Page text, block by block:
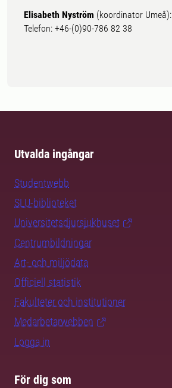
Elisabeth Nyström (koordinator Umeå):
Telefon: +46-(0)90-786 82 38
Utvalda ingångar
Studentwebb
SLU-biblioteket
Universitetsdjursjukhuset
Centrumbildningar
Art- och miljödata
Officiell statistik
Fakulteter och institutioner
Medarbetarwebben
Logga in
För dig som